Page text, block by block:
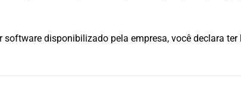
disponibilizado pela empresa, você declara